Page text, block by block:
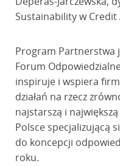
Sustainability w Credit
Program Partnerstwa
Forum
inspiruje i wspiera
działań na rzecz
najstarszą i
Polsce specjalizującą
do koncepcji
roku.